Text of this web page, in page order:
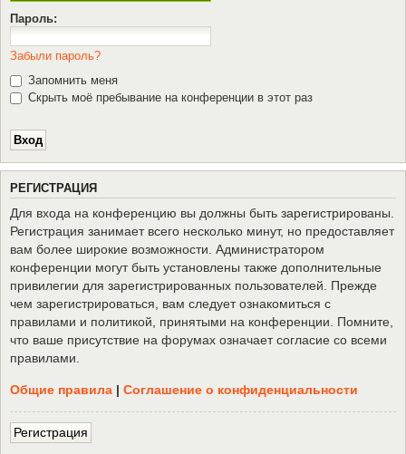
Пароль:
Забыли пароль?
Запомнить меня
Скрыть моё пребывание на конференции в этот раз
РЕГИСТРАЦИЯ
Для входа на конференцию вы должны быть зарегистрированы.
Регистрация занимает всего несколько минут, но предоставляет
вам более широкие возможности. Администратором
конференции могут быть установлены также дополнительные
привилегии для зарегистрированных пользователей. Прежде
чем зарегистрироваться, вам следует ознакомиться с
правилами и политикой, принятыми на конференции. Помните,
что ваше присутствие на форумах означает согласие со всеми
правилами.
Общие правила | Соглашение о конфиденциальности
Регистрация